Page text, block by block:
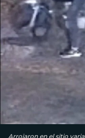
Arrojaron en el sitio